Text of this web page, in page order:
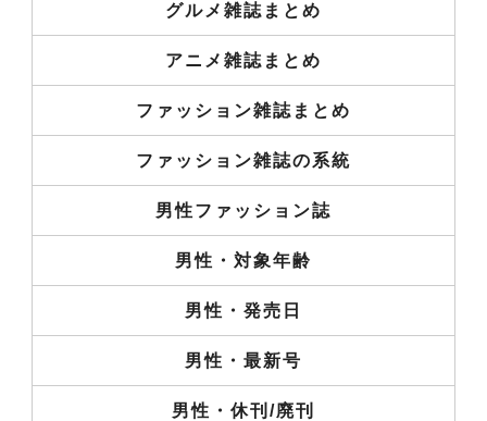
グルメ雑誌まとめ
アニメ雑誌まとめ
ファッション雑誌まとめ
ファッション雑誌の系統
男性ファッション誌
男性・対象年齢
男性・発売日
男性・最新号
男性・休刊/廃刊